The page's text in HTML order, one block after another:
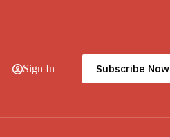
Sign In Subscribe Now